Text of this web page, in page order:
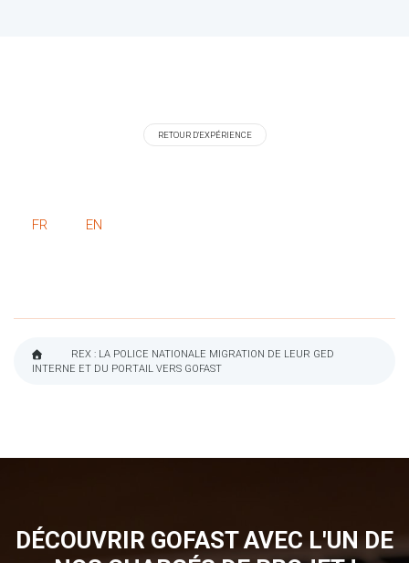
RETOUR D'EXPÉRIENCE
FR EN
FIL
REX : LA POLICE NATIONALE MIGRATION DE LEUR GED
INTERNE ET DU PORTAIL VERS GOFAST
DÉCOUVRIR GOFAST AVEC L'UN DE